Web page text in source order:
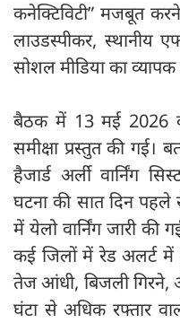
कनेक्टिविटी” मजबूत
लाउडस्पीकर, स्थानीय
सोशल मीडिया का
बैठक में 13 मई 2026
समीक्षा प्रस्तुत की गई।
हैजार्ड अर्ली वार्निंग
घटना की सात दिन पहले
में येलो वार्निंग जारी की
कई जिलों में रेड अलर्ट में
तेज आंधी, बिजली गिरने,
घंटा से अधिक रफ्तार